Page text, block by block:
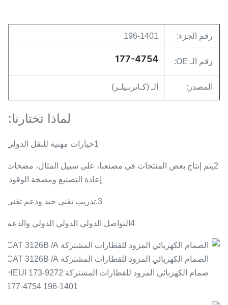
رقم الجزء: 196-1401
رقم الـ OE: 177-4754
المصدر: الـ (كـاتربـيلـر)
لماذا تختارنا:
1خيارات مهنية للنقل الدولي
2يتم إنتاج بعض المنتجات في مصنعنا، على سبيل المثال، مضخات
إعادة التصنيع ومضخة الوقود.
3. تدريب تقني جيد ودعم تقني
4التواصل الدولي الدولي الدولي والدعم